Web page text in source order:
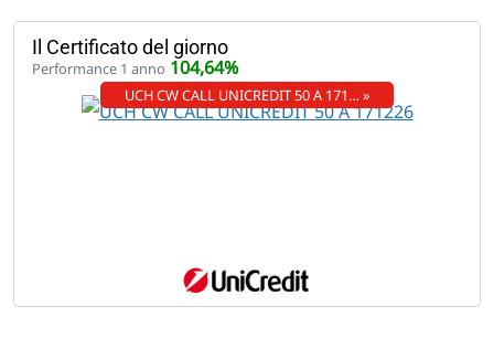
Il Certificato del giorno
Performance 1 anno 104,64%
UCH CW CALL UNICREDIT 50 A 171… »